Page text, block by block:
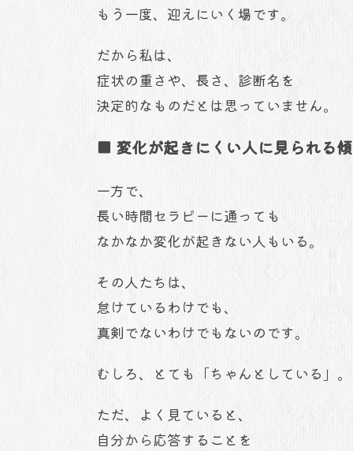
もう一度、迎えにいく場です。
だから私は、
症状の重さや、長さ、診断名を
決定的なものだとは思っていません。
■ 変化が起きにくい人に見られる
一方で、
長い時間セラピーに通っても
なかなか変化が起きない人もいる。
その人たちは、
怠けているわけでも、
真剣でないわけでもないのです。
むしろ、とても「ちゃんとしている」。
ただ、よく見ていると、
自分から応答することを